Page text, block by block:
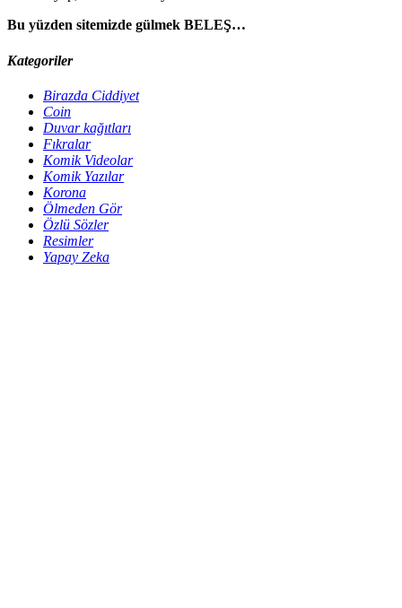
Bu yüzden sitemizde gülmek BELEŞ…
Kategoriler
Birazda Ciddiyet
Coin
Duvar kağıtları
Fıkralar
Komik Videolar
Komik Yazılar
Korona
Ölmeden Gör
Özlü Sözler
Resimler
Yapay Zeka